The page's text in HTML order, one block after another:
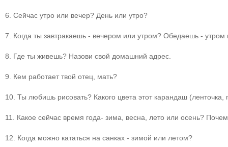
6. Сейчас утро или вечер? День или утро?
7. Когда ты завтракаешь - вечером или утром? Обедаешь -
8. Где ты живешь? Назови свой домашний адрес.
9. Кем работает твой отец, мать?
10. Ты любишь рисовать? Какого цвета этот карандаш (ленточка,
11. Какое сейчас время года- зима, весна, лето или осень?
12. Когда можно кататься на санках - зимой или летом?